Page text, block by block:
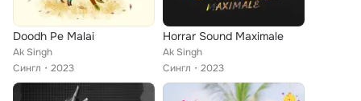
Doodh Pe Malai
Ak Singh
Сингл
2023
Horrar Sound Maximale
Ak Singh
Сингл
2023